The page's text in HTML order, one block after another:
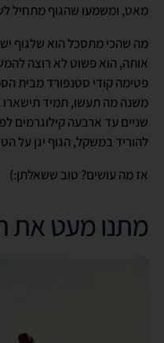
מאט, ומשמעו שהגוף מתחיל
מה שהכי מתסכל הוא שלגוף
אותה, הוא פשוט לא רוצה
פטימה קודי סטנפורד מבית
משנה מה תעשו, תמיד תישארו
שניים עד ארבעה קילוגרמים
להוריד במשקל, הגוף יגן על
אז מה עושים? טוב ששאלתן:)
מתנו מעט את